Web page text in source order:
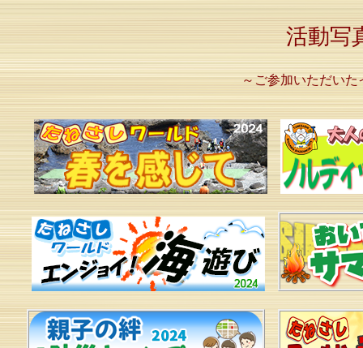
活動写
～ご参加いただいた